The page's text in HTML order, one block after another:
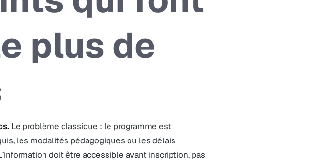
plus de
Le problème classique : le programme est
les modalités pédagogiques ou les délais
doit être accessible avant inscription, pas